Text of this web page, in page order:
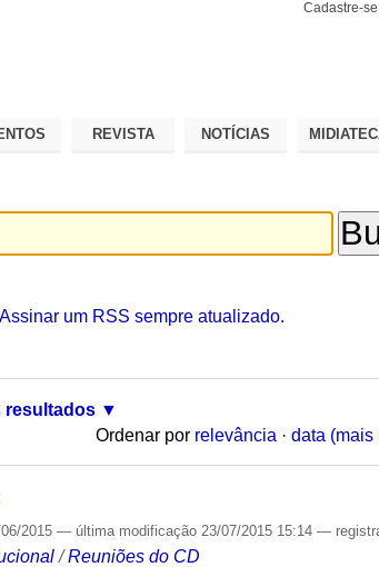
Cadastre-se
REVISTA NOTÍCIAS
Assinar um RSS sempre atualizado.
resultados
Ordenar por relevância · data (mais
2015— última modificação 23/07/2015 15:14—
/Reuniões do CD